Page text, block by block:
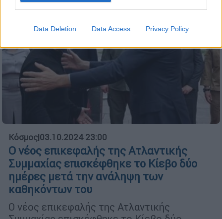
Data Deletion Data Access Privacy Policy
Κόσμος|03.10.2024 23:00
Ο νέος επικεφαλής της Ατλαντικής
Συμμαχίας επισκέφθηκε το Κίεβο δύο
ημέρες μετά την ανάληψη των
καθηκόντων του
Ο νέος επικεφαλής της Ατλαντικής